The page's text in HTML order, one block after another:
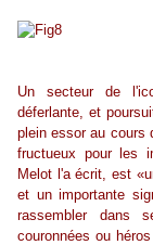
Un secteur de
déferlante, et
plein essor au cours
fructueux pour les
Melot l'a écrit, est
et un importante
rassembler dans
couronnées ou